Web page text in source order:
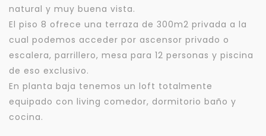
natural y muy buena vista.
El piso 8 ofrece una terraza de 300m2 privada a la
cual podemos acceder por ascensor privado o
escalera, parrillero, mesa para 12 personas y piscina
de eso exclusivo.
En planta baja tenemos un loft totalmente
equipado con living comedor, dormitorio baño y
cocina.